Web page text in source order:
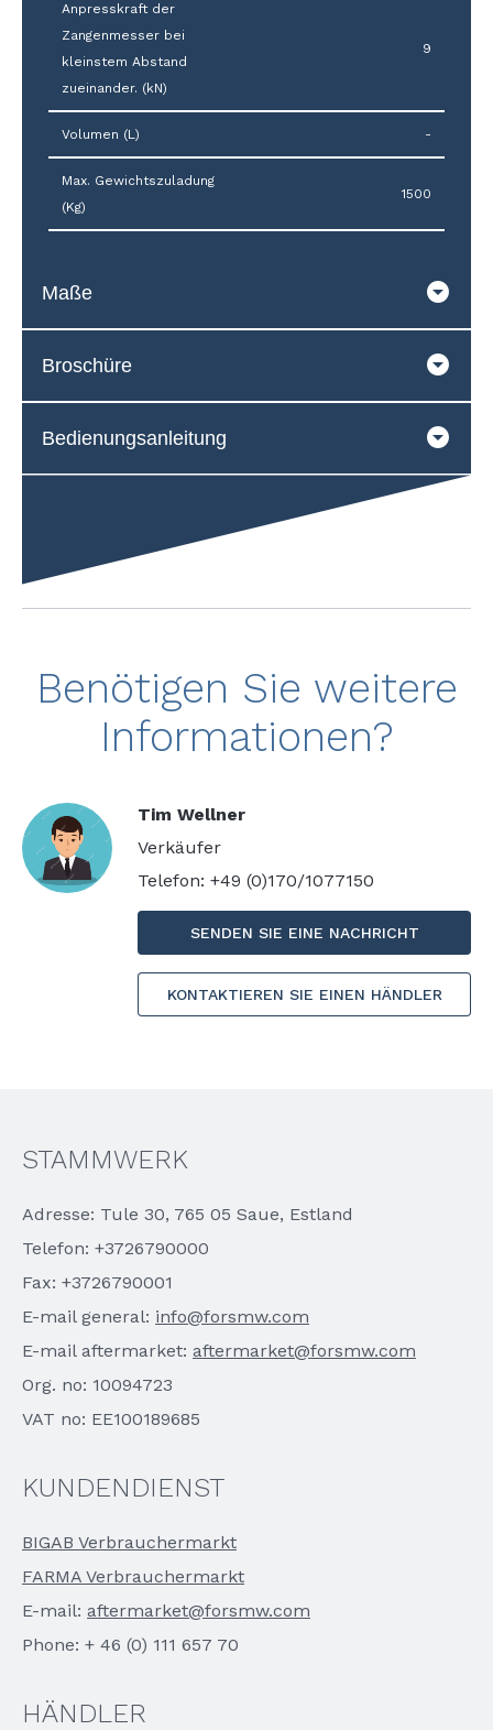
Anpresskraft der
Zangenmesser bei
kleinstem Abstand
zueinander. (kN)
9
Volumen (L) -
Max. Gewichtszuladung
(Kg)
1500
Maße
Broschüre
Bedienungsanleitung
Benötigen Sie weitere
Informationen?
Tim Wellner
Verkäufer
Telefon: +49 (0)170/1077150
SENDEN SIE EINE NACHRICHT
KONTAKTIEREN SIE EINEN HÄNDLER
STAMMWERK
Adresse: Tule 30, 765 05 Saue, Estland
Telefon: +3726790000
Fax: +3726790001
E-mail general: info@forsmw.com
E-mail aftermarket: aftermarket@forsmw.com
Org. no: 10094723
VAT no: EE100189685
KUNDENDIENST
BIGAB Verbrauchermarkt
FARMA Verbrauchermarkt
E-mail: aftermarket@forsmw.com
Phone: + 46 (0) 111 657 70
HÄNDLER